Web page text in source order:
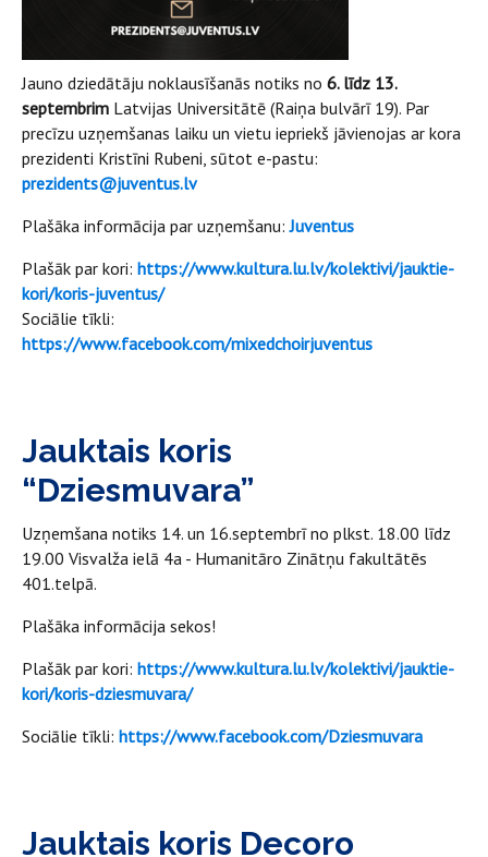
Jauno dziedātāju noklausīšanās notiks no 6. līdz 13.
septembrim Latvijas Universitātē (Raiņa bulvārī 19). Par
precīzu uzņemšanas laiku un vietu iepriekš jāvienojas ar kora
prezidenti Kristīni Rubeni, sūtot e-pastu:
prezidents@juventus.lv
Plašāka informācija par uzņemšanu:Juventus
Plašāk par kori: https://www.kultura.lu.lv/kolektivi/jauktie-
kori/koris-juventus/
Sociālie tīkli:
https://www.facebook.com/mixedchoirjuventus
Jauktais koris
“Dziesmuvara”
Uzņemšana notiks 14. un 16.septembrī no plkst. 18.00 līdz
19.00 Visvalža ielā 4a - Humanitāro Zinātņu fakultātēs
401.telpā.
Plašāka informācija sekos!
Plašāk par kori: https://www.kultura.lu.lv/kolektivi/jauktie-
kori/koris-dziesmuvara/
Sociālie tīkli: https://www.facebook.com/Dziesmuvara
Jauktais koris Decoro